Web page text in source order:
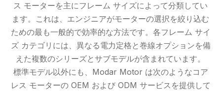
ス モーターを主にフレーム サイズによって分類してい
ます。これは、エンジニアがモー​​ターの選択を絞り込む
ための最も一般的で効率的な方法です。各フレーム サイ
ズ カテゴリには、異なる電力定格と巻線オプションを備
えた複数のシリーズとサブモデルが含まれています。
標準モデル以外にも、Modar Motor は次のようなコア
レス モーターの OEM および ODM サービスを提供して